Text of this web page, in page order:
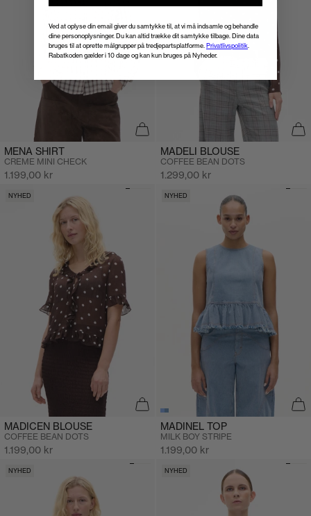
MENA SHIRT
CREME MINI CHECK
Salgspris
1.199,00 kr
MADELI BLOUSE
COFFEE BEAN DOTS
Salgspris
1.299,00 kr
NYHED
MADICEN BLOUSE
COFFEE BEAN DOTS
Salgspris
1.199,00 kr
NYHED
MADINEL TOP
MILK BOY STRIPE
Salgspris
1.199,00 kr
NYHED NYHED
Ved at oplyse din email giver du samtykke til, at vi må indsamle og behandle
dine personoplysninger. Du kan altid trække dit samtykke tilbage. Dine data
bruges til at oprette målgrupper på tredjepartsplatforme.Privatlivspolitik.
Rabatkoden gælder i 10 dage og kan kun bruges på Nyheder.